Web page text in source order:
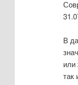
В
или
так